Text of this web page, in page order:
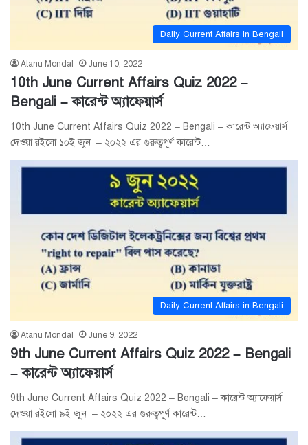
Daily Current Affairs in Bengali
Atanu Mondal June 10, 2022
10th June Current Affairs Quiz 2022 –
Bengali – কারেন্ট অ্যাফেয়ার্স
10th June Current Affairs Quiz 2022 – Bengali – কারেন্ট অ্যাফেয়ার্স
দেওয়া রইলো ১০ই জুন – ২০২২ এর গুরুত্বপূর্ণ কারেন্ট…
Daily Current Affairs in Bengali
Atanu Mondal June 9, 2022
9th June Current Affairs Quiz 2022 – Bengali
– কারেন্ট অ্যাফেয়ার্স
9th June Current Affairs Quiz 2022 – Bengali – কারেন্ট অ্যাফেয়ার্স
দেওয়া রইলো ৯ই জুন – ২০২২ এর গুরুত্বপূর্ণ কারেন্ট…